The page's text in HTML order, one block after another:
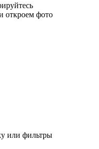
откроем фото
или фильтры